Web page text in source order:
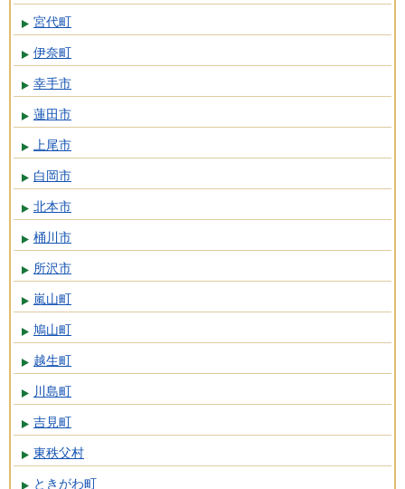
宮代町
伊奈町
幸手市
蓮田市
上尾市
白岡市
北本市
桶川市
所沢市
嵐山町
鳩山町
越生町
川島町
吉見町
東秩父村
ときがわ町